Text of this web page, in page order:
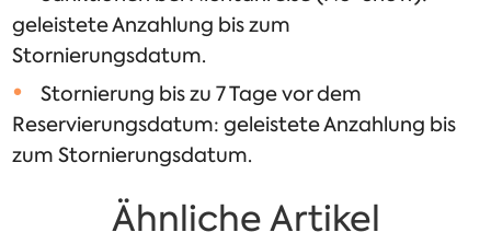
geleistete Anzahlung bis zum
Stornierungsdatum.
Stornierung bis zu 7 Tage vor dem
Reservierungsdatum: geleistete Anzahlung bis
zum Stornierungsdatum.
Ähnliche Artikel